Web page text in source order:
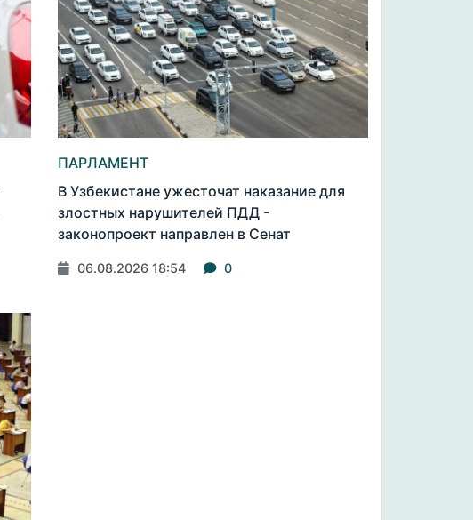
ПАРЛАМЕНТ
В Узбекистане ужесточат наказание для
злостных нарушителей ПДД -
законопроект направлен в Сенат
06.08.2026 18:54 0